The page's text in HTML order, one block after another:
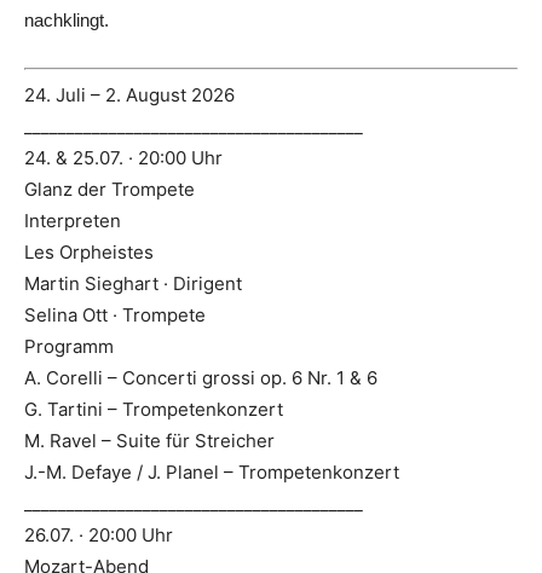
nachklingt.
24. Juli – 2. August 2026
24. & 25.07. · 20:00 Uhr
Glanz der Trompete
Interpreten
Les Orpheistes
Martin Sieghart · Dirigent
Selina Ott · Trompete
Programm
A. Corelli – Concerti grossi op. 6 Nr. 1 & 6
G. Tartini – Trompetenkonzert
M. Ravel – Suite für Streicher
J.-M. Defaye / J. Planel – Trompetenkonzert
26.07. · 20:00 Uhr
Mozart-Abend